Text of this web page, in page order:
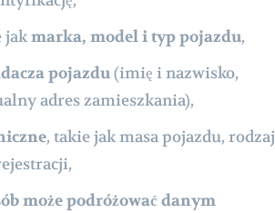
jakmarka, model i typ pojazdu,
pojazdu(imię i nazwisko,
adres zamieszkania),
, takie jak masa pojazdu, rodzaj
może podróżować danym